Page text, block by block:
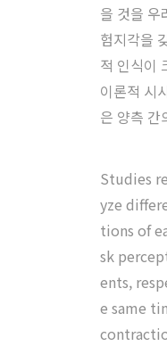
을 것을 우
험지각을
적 인식이
이론적 시
은 양측 간
Studies
yze
tions of
sk
ents,
e same